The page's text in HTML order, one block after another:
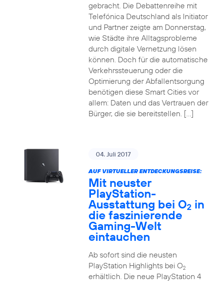
gebracht. Die Debattenreihe mit
Telefónica Deutschland als Initiator
und Partner zeigte am Donnerstag,
wie Städte ihre Alltagsprobleme
durch digitale Vernetzung lösen
können. Doch für die automatische
Verkehrssteuerung oder die
Optimierung der Abfallentsorgung
benötigen diese Smart Cities vor
allem: Daten und das Vertrauen der
Bürger, die sie bereitstellen. […]
04. Juli 2017
AUF VIRTUELLER ENTDECKUNGSREISE:
Mit neuster
PlayStation-
Ausstattung bei O2 in
die faszinierende
Gaming-Welt
eintauchen
Ab sofort sind die neusten
PlayStation Highlights bei O2
erhältlich. Die neue PlayStation 4